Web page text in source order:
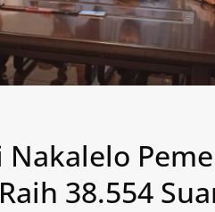
Nakalelo
38.554